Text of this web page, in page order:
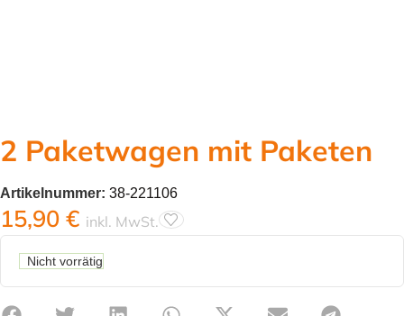
2 Paketwagen mit Paketen
Artikelnummer: 38-221106
15,90 € inkl. MwSt.
Nicht vorrätig